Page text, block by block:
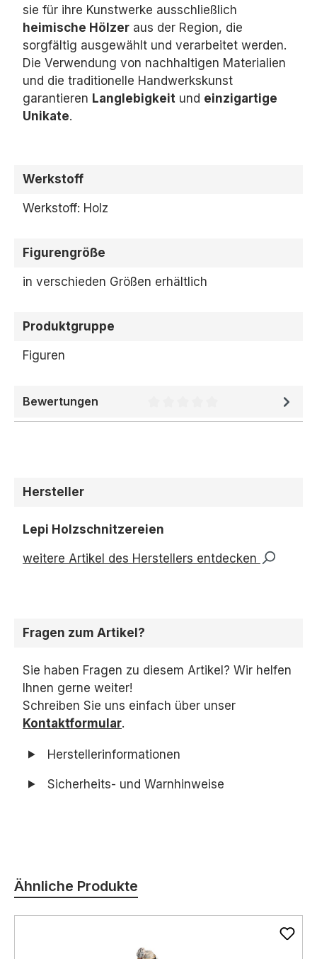
sie für ihre Kunstwerke ausschließlich
heimische Hölzer aus der Region, die
sorgfältig ausgewählt und verarbeitet werden.
Die Verwendung von nachhaltigen Materialien
und die traditionelle Handwerkskunst
garantieren Langlebigkeit und einzigartige
Unikate.
Werkstoff
Werkstoff: Holz
Figurengröße
in verschieden Größen erhältlich
Produktgruppe
Figuren
Bewertungen
Durchschnittliche Bewertung
Hersteller
Lepi Holzschnitzereien
weitere Artikel des Herstellers entdecken
Fragen zum Artikel?
Sie haben Fragen zu diesem Artikel? Wir helfen
Ihnen gerne weiter!
Schreiben Sie uns einfach über unser
Kontaktformular.
Herstellerinformationen
Sicherheits- und Warnhinweise
Ähnliche Produkte